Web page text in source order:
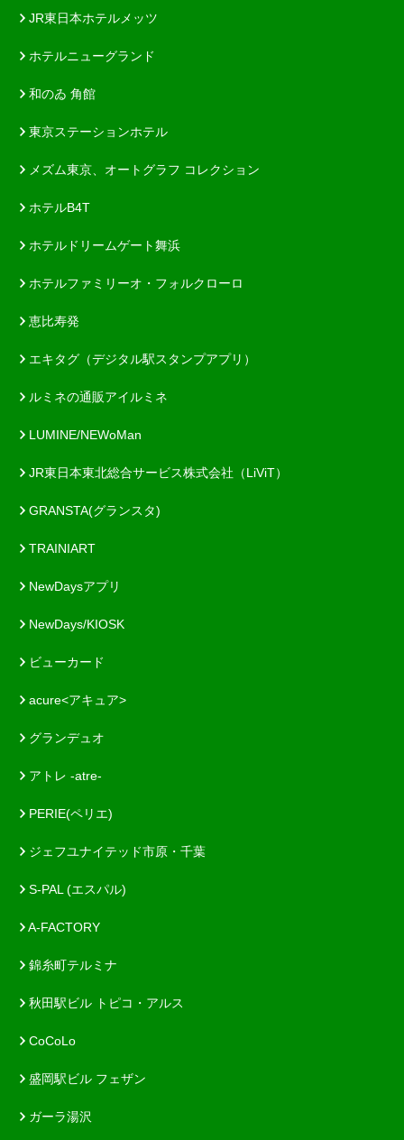
JR東日本ホテルメッツ
ホテルニューグランド
和のゐ 角館
東京ステーションホテル
メズム東京、オートグラフ コレクション
ホテルB4T
ホテルドリームゲート舞浜
ホテルファミリーオ・フォルクローロ
恵比寿発
エキタグ（デジタル駅スタンプアプリ）
ルミネの通販アイルミネ
LUMINE/NEWoMan
JR東日本東北総合サービス株式会社（LiViT）
GRANSTA(グランスタ)
TRAINIART
NewDaysアプリ
NewDays/KIOSK
ビューカード
acure<アキュア>
グランデュオ
アトレ -atre-
PERIE(ペリエ)
ジェフユナイテッド市原・千葉
S-PAL (エスパル)
A-FACTORY
錦糸町テルミナ
秋田駅ビル トピコ・アルス
CoCoLo
盛岡駅ビル フェザン
ガーラ湯沢